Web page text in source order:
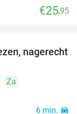
€25,95
34%
nagerecht
Za
6 min. directions_car